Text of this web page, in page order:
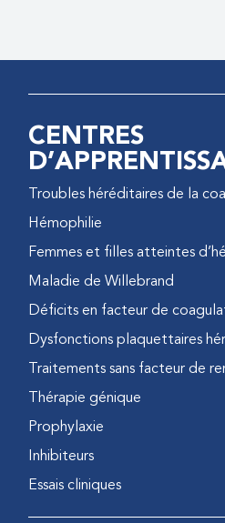
CENTRES
Troubles héréditaires de la
Hémophilie
Femmes et filles atteintes
Maladie de Willebrand
Déficits en facteur de
Dysfonctions plaquettaires
Traitements sans facteur de
Thérapie génique
Prophylaxie
Inhibiteurs
Essais cliniques